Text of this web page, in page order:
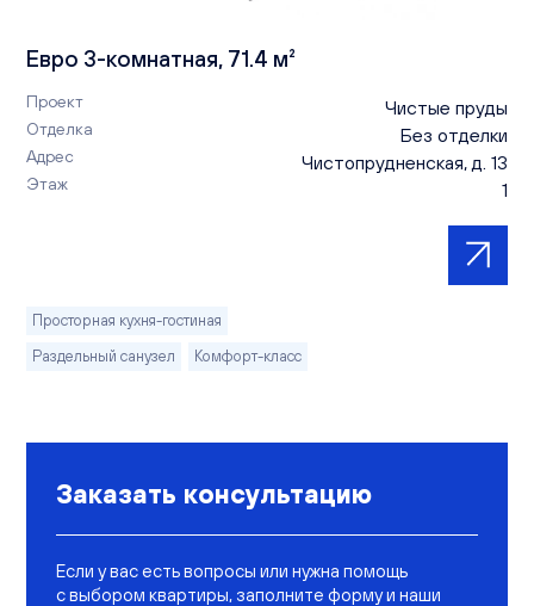
Евро 3-комнатная, 71.4 м²
Проект Чистые пруды
Отделка Без отделки
Адрес Чистопрудненская, д. 13
Этаж 1
Просторная кухня-гостиная
Раздельный санузел
Комфорт-класс
Заказать консультацию
Если у вас есть вопросы или нужна помощь
с выбором квартиры, заполните форму и наши